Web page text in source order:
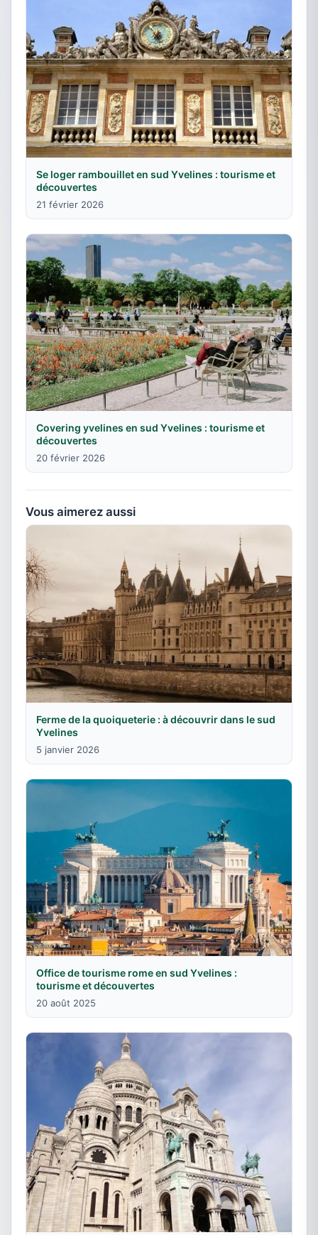
Se loger rambouillet en sud Yvelines : tourisme et
découvertes
21 février 2026
Covering yvelines en sud Yvelines : tourisme et
découvertes
20 février 2026
Vous aimerez aussi
Ferme de la quoiqueterie : à découvrir dans le sud
Yvelines
5 janvier 2026
Office de tourisme rome en sud Yvelines :
tourisme et découvertes
20 août 2025